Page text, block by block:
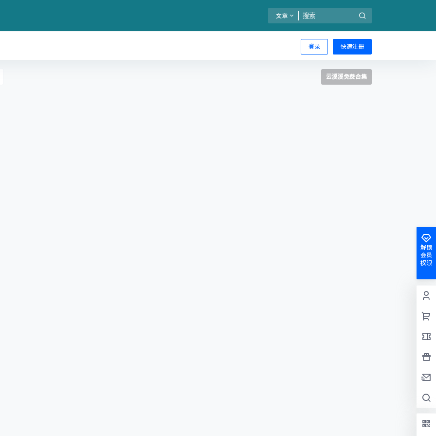
文章
登录 快速注册
云溪溪免费合集
解锁
会员
权限